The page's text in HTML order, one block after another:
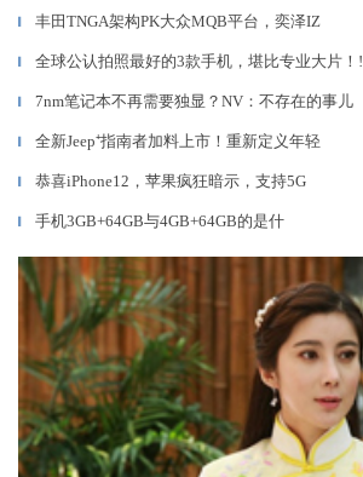
▎ 丰田TNGA架构PK大众MQB平台，奕泽IZ
▎ 全球公认拍照最好的3款手机，堪比专业大片！!
▎ 7nm笔记本不再需要独显？NV：不存在的事儿
▎ 全新Jeep⁺指南者加料上市！重新定义年轻
▎ 恭喜iPhone12，苹果疯狂暗示，支持5G
▎ 手机3GB+64GB与4GB+64GB的是什